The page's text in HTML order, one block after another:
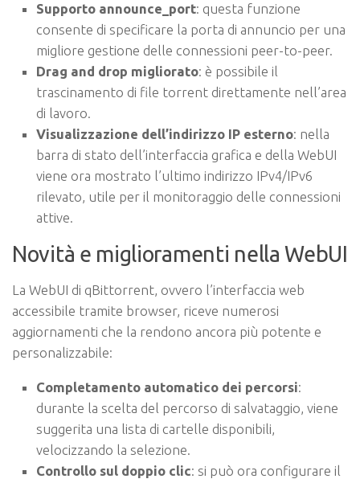
Supporto announce_port: questa funzione
consente di specificare la porta di annuncio per una
migliore gestione delle connessioni peer-to-peer.
Drag and drop migliorato: è possibile il
trascinamento di file torrent direttamente nell’area
di lavoro.
Visualizzazione dell’indirizzo IP esterno: nella
barra di stato dell’interfaccia grafica e della WebUI
viene ora mostrato l’ultimo indirizzo IPv4/IPv6
rilevato, utile per il monitoraggio delle connessioni
attive.
Novità e miglioramenti nella WebUI
La WebUI di qBittorrent, ovvero l’interfaccia web
accessibile tramite browser, riceve numerosi
aggiornamenti che la rendono ancora più potente e
personalizzabile:
Completamento automatico dei percorsi:
durante la scelta del percorso di salvataggio, viene
suggerita una lista di cartelle disponibili,
velocizzando la selezione.
Controllo sul doppio clic: si può ora configurare il